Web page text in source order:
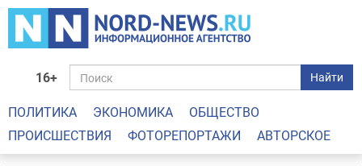
16+ Найти
ПОЛИТИКА ЭКОНОМИКА
ОБЩЕСТВО
ПРОИСШЕСТВИЯ
ФОТОРЕПОРТАЖИ АВТОРСКОЕ